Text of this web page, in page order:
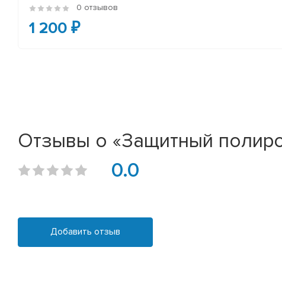
0 отзывов
1 200 ₽
Отзывы о «Защитный
0.0
Добавить отзыв